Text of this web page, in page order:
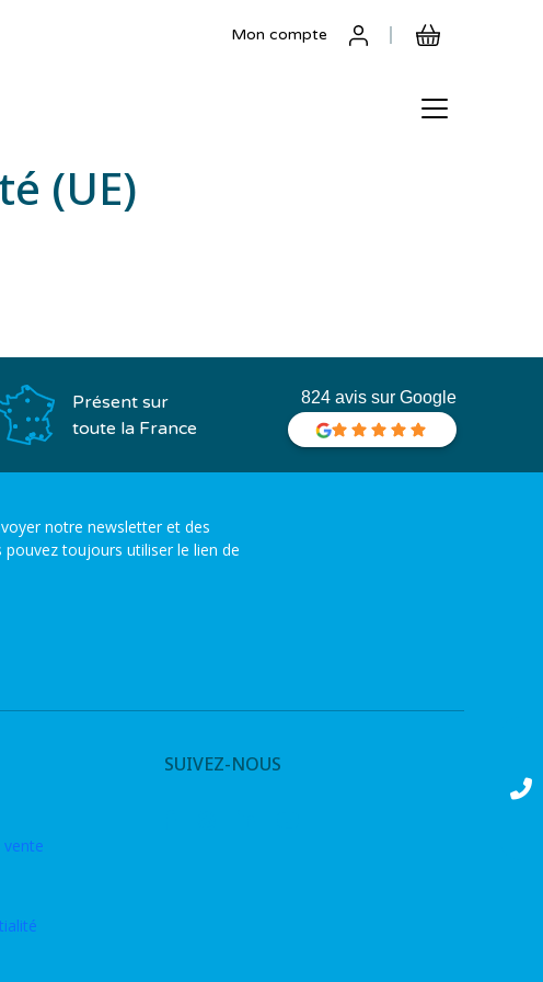
Mon compte
(UE)
Présent sur
toute la France
824 avis sur Google
notre newsletter et des
pouvez toujours utiliser le lien de
vente
SUIVEZ-NOUS